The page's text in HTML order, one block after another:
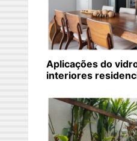
Aplicações do
interiores